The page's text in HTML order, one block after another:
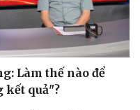
Làm thế nào để
kết quả"?